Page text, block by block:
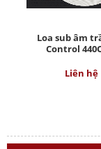
Loa sub âm
Control
Liên hệ